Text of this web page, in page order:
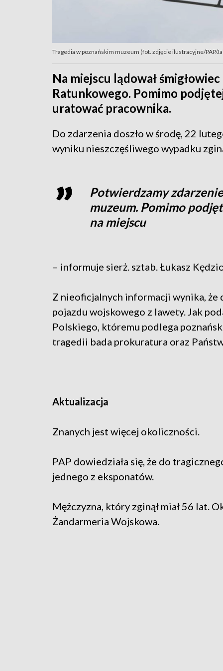
Tragedia w poznańskim muzeum (fot. zdjęcie ilustracyjne/PAP/
Na miejscu lądował
Ratunkowego. Pomimo
uratować pracownika.
Do zdarzenia doszło w środę, 22
wyniku nieszczęśliwego wypadku
Potwierdzamy
muzeum. Pomimo
na miejscu
– informuje sierż. sztab. Łukasz
Z nieoficjalnych informacji wynika, że
pojazdu wojskowego z lawety. Jak
Polskiego, któremu podlega
tragedii bada prokuratura oraz
Aktualizacja
Znanych jest więcej okoliczności.
PAP dowiedziała się, że do
jednego z eksponatów.
Mężczyzna, który zginął miał 56 lat.
Żandarmeria Wojskowa.